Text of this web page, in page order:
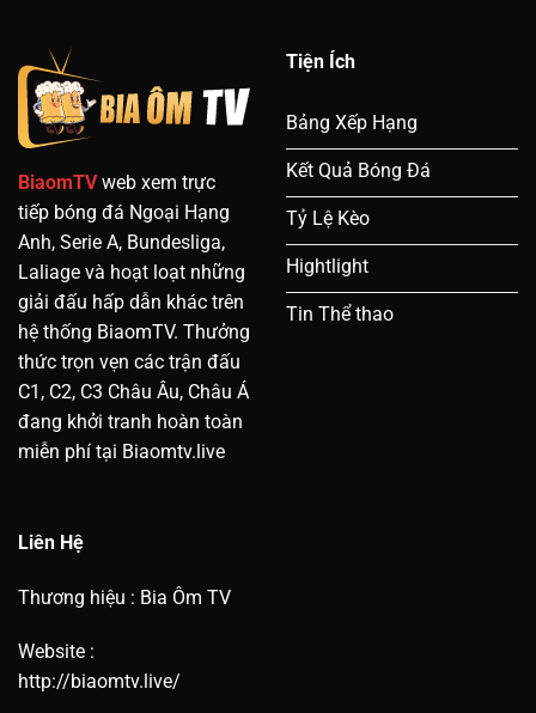
BiaomTVweb xem trực
tiếp bóng đá Ngoại Hạng
Anh, Serie A, Bundesliga,
Laliage và hoạt loạt những
giải đấu hấp dẫn khác trên
hệ thống BiaomTV. Thưởng
thức trọn vẹn các trận đấu
C1, C2, C3 Châu Âu, Châu Á
đang khởi tranh hoàn toàn
miễn phí tại Biaomtv.live
Tiện Ích
Bảng Xếp Hạng
Kết Quả Bóng Đá
Tỷ Lệ Kèo
Hightlight
Tin Thể thao
Liên Hệ
Thương hiệu : Bia Ôm TV
Website :
http://biaomtv.live/